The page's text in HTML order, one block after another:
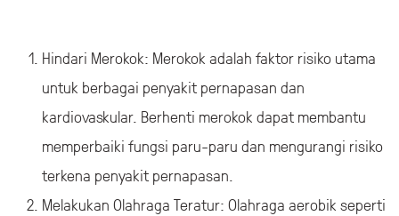
Hindari Merokok: Merokok adalah faktor risiko utama
untuk berbagai penyakit pernapasan dan
kardiovaskular. Berhenti merokok dapat membantu
memperbaiki fungsi paru-paru dan mengurangi risiko
terkena penyakit pernapasan.
Melakukan Olahraga Teratur: Olahraga aerobik seperti